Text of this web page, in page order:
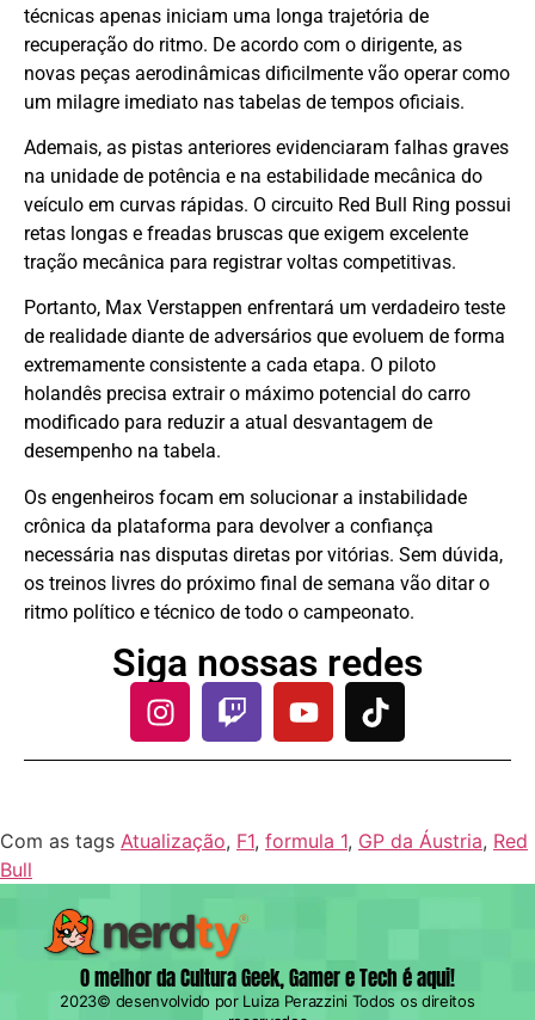
técnicas apenas iniciam uma longa trajetória de
recuperação do ritmo. De acordo com o dirigente, as
novas peças aerodinâmicas dificilmente vão operar como
um milagre imediato nas tabelas de tempos oficiais.
Ademais, as pistas anteriores evidenciaram falhas graves
na unidade de potência e na estabilidade mecânica do
veículo em curvas rápidas. O circuito Red Bull Ring possui
retas longas e freadas bruscas que exigem excelente
tração mecânica para registrar voltas competitivas.
Portanto, Max Verstappen enfrentará um verdadeiro teste
de realidade diante de adversários que evoluem de forma
extremamente consistente a cada etapa. O piloto
holandês precisa extrair o máximo potencial do carro
modificado para reduzir a atual desvantagem de
desempenho na tabela.
Os engenheiros focam em solucionar a instabilidade
crônica da plataforma para devolver a confiança
necessária nas disputas diretas por vitórias. Sem dúvida,
os treinos livres do próximo final de semana vão ditar o
ritmo político e técnico de todo o campeonato.
Siga nossas redes
Com as tags Atualização, F1, formula 1, GP da Áustria, Red
Bull
O melhor da Cultura Geek, Gamer e Tech é aqui!
2023© desenvolvido por Luiza Perazzini Todos os direitos